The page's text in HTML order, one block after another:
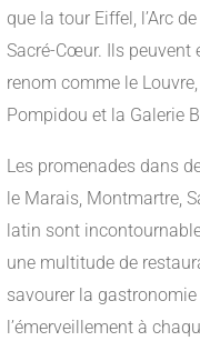
que la tour Eiffel, l’Arc
Sacré-Cœur. Ils peuvent
renom comme le
Pompidou et la Galerie
Les promenades dans
le Marais, Montmartre,
latin sont
une multitude de
savourer la
l’émerveillement à